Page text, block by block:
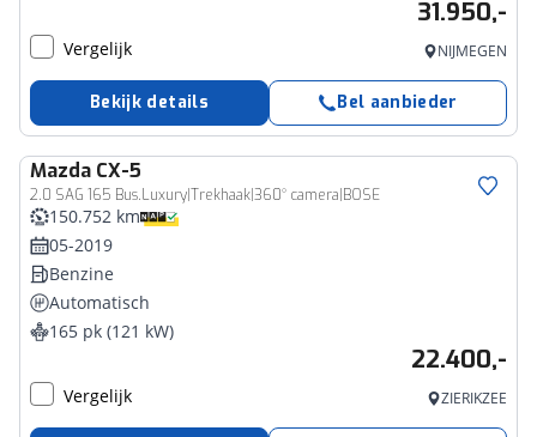
31.950,-
Vergelijk NIJMEGEN
Bekijk details Bel aanbieder
Mazda CX-5
2.0 SAG 165 Bus.Luxury|Trekhaak|360° camera|BOSE
150.752 km
05-2019
Benzine
Automatisch
165 pk (121 kW)
22.400,-
Vergelijk ZIERIKZEE